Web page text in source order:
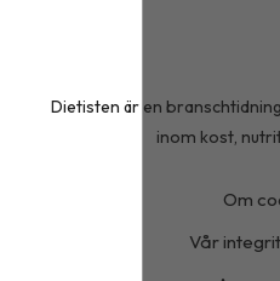
Dietisten är en
inom kost,
Om
Vår